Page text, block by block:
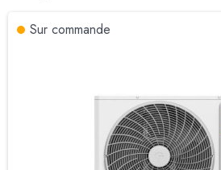
Sur commande